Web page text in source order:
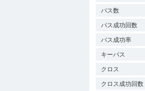
パス数
パス成功回数
パス成功率
キーパス
クロス
クロス成功回数